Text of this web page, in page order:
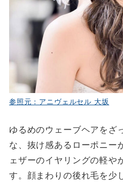
参照元：アニヴェルセル 大坂
ゆるめのウェーブヘアをざ
な、抜け感あるローポニー
ェザーのイヤリングの軽や
す。顔まわりの後れ毛を少